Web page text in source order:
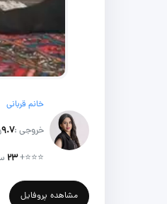
خانم قربانی
خروجی :۹.۷
⭐⭐⭐
+۲۳
مشاهده پروفایل